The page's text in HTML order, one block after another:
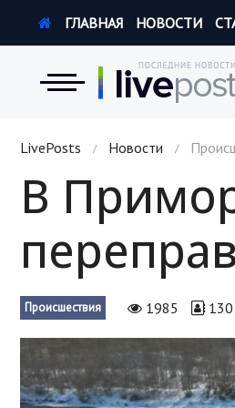
Новости
Экономика
Происшествия
Hi-Tech. Интернет
Россия
Наука и техника
Политика
ГЛАВНАЯ НОВОСТИ
LivePosts / Новости /
В
Происшествия 1985 130